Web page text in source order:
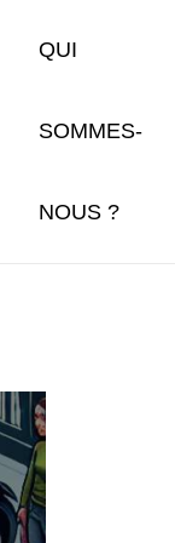
QUI
SOMMES-
NOUS ?